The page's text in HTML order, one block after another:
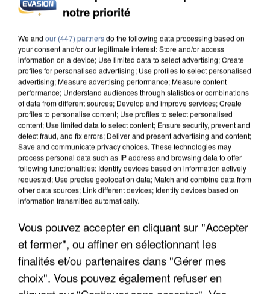
DE SOLIDARITÉ AVEC LES...
APRÈS TOUTES CES CANICULES, LES REFUGES
DE FAUNE SAUVAGE SONT...
notre priorité
We and our (447) partnersdo the following data processing based on
your consent and/or our legitimate interest: Store and/or access
information on a device; Use limited data to select advertising; Create
profiles for personalised advertising; Use profiles to select personalised
advertising; Measure advertising performance; Measure content
performance; Understand audiences through statistics or combinations
of data from different sources; Develop and improve services; Create
profiles to personalise content; Use profiles to select personalised
content; Use limited data to select content; Ensure security, prevent and
detect fraud, and fix errors; Deliver and present advertising and content;
Save and communicate privacy choices. These technologies may
process personal data such as IP address and browsing data to offer
following functionalities: Identify devices based on information actively
requested; Use precise geolocation data; Match and combine data from
other data sources; Link different devices; Identify devices based on
information transmitted automatically.
Vous pouvez accepter en cliquant sur "Accepter
et fermer", ou affiner en sélectionnant les
finalités et/ou partenaires dans "Gérer mes
choix". Vous pouvez également refuser en